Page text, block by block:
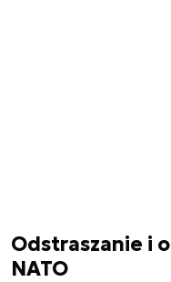
Odstraszanie i
NATO